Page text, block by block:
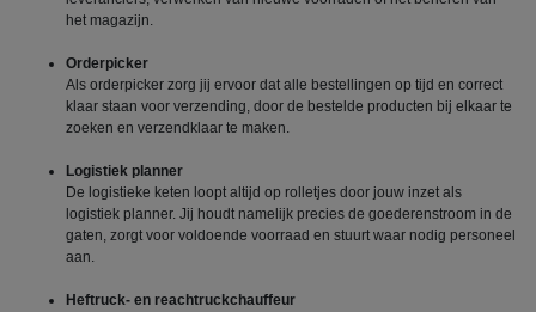
het magazijn.
Orderpicker
Als orderpicker zorg jij ervoor dat alle bestellingen op tijd en correct
klaar staan voor verzending, door de bestelde producten bij elkaar te
zoeken en verzendklaar te maken.
Logistiek planner
De logistieke keten loopt altijd op rolletjes door jouw inzet als
logistiek planner. Jij houdt namelijk precies de goederenstroom in de
gaten, zorgt voor voldoende voorraad en stuurt waar nodig personeel
aan.
Heftruck- en reachtruckchauffeur